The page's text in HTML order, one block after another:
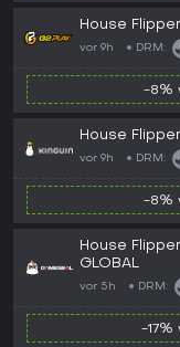
House
vor 9h DRM:
-8%
House
vor 9h DRM:
-8%
House
GLOBAL
vor 5h DRM:
-17%